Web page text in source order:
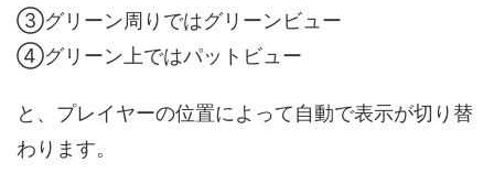
③グリーン周りではグリーンビュー
④グリーン上ではパットビュー
と、プレイヤーの位置によって自動で表示が切り替
わります。